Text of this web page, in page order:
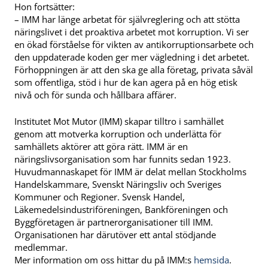
Hon fortsätter:
– IMM har länge arbetat för självreglering och att stötta
näringslivet i det proaktiva arbetet mot korruption. Vi ser
en ökad förståelse för vikten av antikorruptionsarbete och
den uppdaterade koden ger mer vägledning i det arbetet.
Förhoppningen är att den ska ge alla företag, privata såväl
som offentliga, stöd i hur de kan agera på en hög etisk
nivå och för sunda och hållbara affärer.
Institutet Mot Mutor (IMM) skapar tilltro i samhället
genom att motverka korruption och underlätta för
samhällets aktörer att göra rätt. IMM är en
näringslivsorganisation som har funnits sedan 1923.
Huvudmannaskapet för IMM är delat mellan Stockholms
Handelskammare, Svenskt Näringsliv och Sveriges
Kommuner och Regioner. Svensk Handel,
Läkemedelsindustriföreningen, Bankföreningen och
Byggföretagen är partnerorganisationer till IMM.
Organisationen har därutöver ett antal stödjande
medlemmar.
Mer information om oss hittar du på IMM:s hemsida.